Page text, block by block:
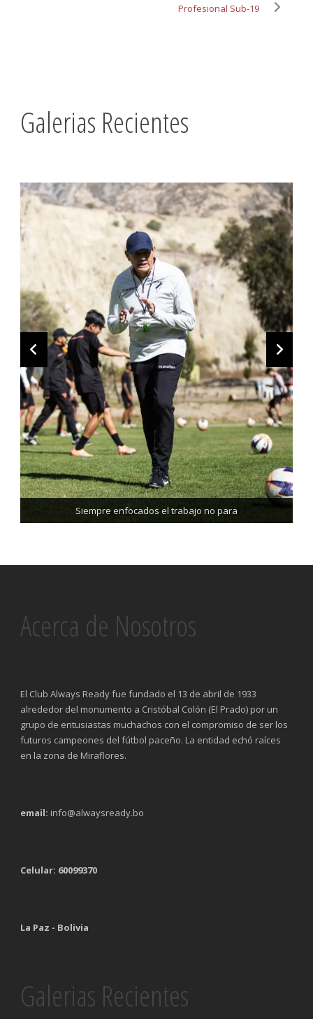
Profesional Sub-19
Galerias Recientes
Siempre enfocados el trabajo no para
Trabajando enfocados, listos para el partido de mañana
Acerca de Nosotros
El Club Always Ready fue fundado el 13 de abril de 1933
alrededor del monumento a Cristóbal Colón (El Prado) por un
grupo de entusiastas muchachos con el compromiso de ser los
futuros campeones del fútbol paceño. La entidad echó raíces
en la zona de Miraflores.
email: info@alwaysready.bo
Celular: 60099370
La Paz - Bolivia
Galerias Recientes